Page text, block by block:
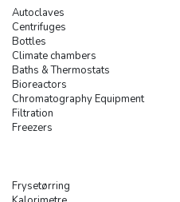
Autoclaves
Centrifuges
Bottles
Climate chambers
Baths & Thermostats
Bioreactors
Chromatography Equipment
Filtration
Freezers
Frysetørring